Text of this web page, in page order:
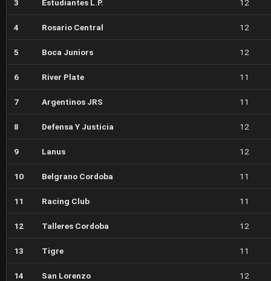
3 Estudiantes L.P. 12
4 Rosario Central 12
5 Boca Juniors 12
6 River Plate 11
7 Argentinos JRS 11
8 Defensa Y Justicia 12
9 Lanus 12
10 Belgrano Cordoba 11
11 Racing Club 11
12 Talleres Cordoba 12
13 Tigre 11
14 San Lorenzo 12